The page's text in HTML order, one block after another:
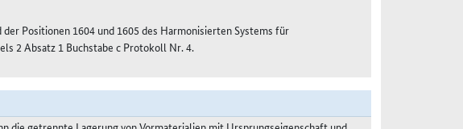
Positionen 1604 und 1605 des Harmonisierten Systems für
2 Absatz 1 Buchstabe c Protokoll Nr. 4.